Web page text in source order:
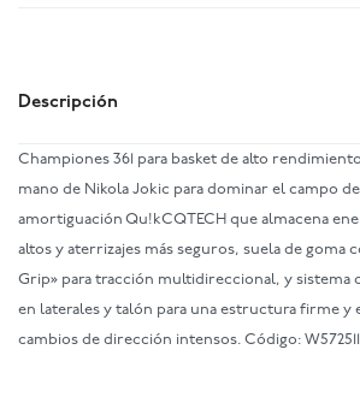
Descripción
Championes 361 para basket de alto
mano de Nikola Jokic para dominar el campo
amortiguación Qu!kCQTECH que almacena
altos y aterrizajes más seguros, suela de goma
Grip» para tracción multidireccional, y sistema
en laterales y talón para una estructura firme y
cambios de dirección intensos. Código: